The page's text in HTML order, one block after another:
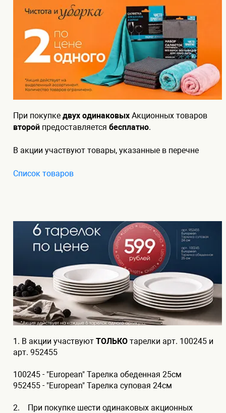
При покупке двух одинаковых Акционных товаров
второй предоставляется бесплатно.
В акции участвуют товары, указанные в перечне
Список товаров
1. В акции участвуют ТОЛЬКО тарелки арт. 100245 и
арт. 952455
100245 - "European" Тарелка обеденная 25см
952455 - "European" Тарелка суповая 24см
2. При покупке шести одинаковых акционных